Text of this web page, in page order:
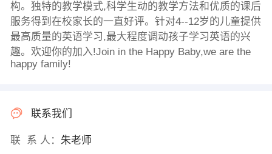
构。独特的教学模式,科学生动的教学方法和优质的课后
服务得到在校家长的一直好评。针对4--12岁的儿童提供
最高质量的英语学习,最大程度调动孩子学习英语的兴
趣。欢迎你的加入!Join in the Happy Baby,we are the
happy family!
联系我们
联 系 人： 朱老师